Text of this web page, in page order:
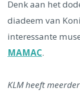
Denk aan het
diadeem van
interessante
MAMAC.
KLM heeft